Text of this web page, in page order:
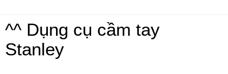
^^ Dụng cụ cầm tay
Stanley